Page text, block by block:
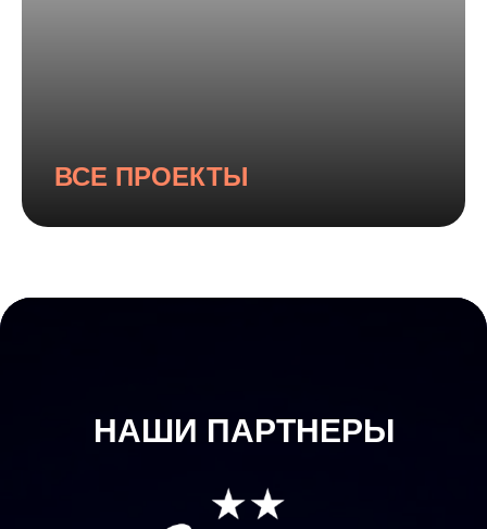
ВСЕ ПРОЕКТЫ
НАШИ ПАРТНЕРЫ